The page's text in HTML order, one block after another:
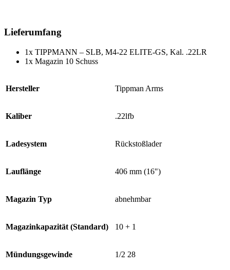
Lieferumfang
1x TIPPMANN – SLB, M4-22 ELITE-GS, Kal. .22LR
1x Magazin 10 Schuss
Hersteller Tippman Arms
Kaliber .22lfb
Ladesystem Rückstoßlader
Lauflänge 406 mm (16")
Magazin Typ abnehmbar
Magazinkapazität (Standard) 10 + 1
Mündungsgewinde 1/2 28